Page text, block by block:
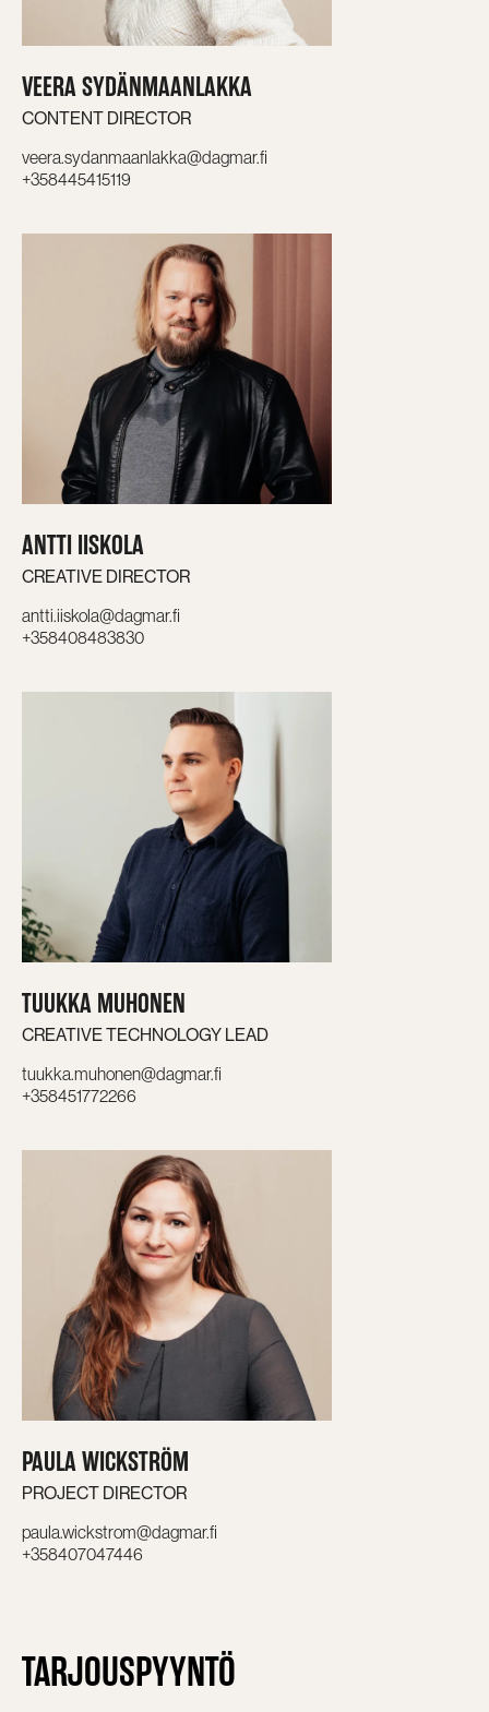
VEERA SYDÄNMAANLAKKA
CONTENT DIRECTOR
veera.sydanmaanlakka@dagmar.fi
+358445415119
ANTTI IISKOLA
CREATIVE DIRECTOR
antti.iiskola@dagmar.fi
+358408483830
TUUKKA MUHONEN
CREATIVE TECHNOLOGY LEAD
tuukka.muhonen@dagmar.fi
+358451772266
PAULA WICKSTRÖM
PROJECT DIRECTOR
paula.wickstrom@dagmar.fi
+358407047446
TARJOUSPYYNTÖ